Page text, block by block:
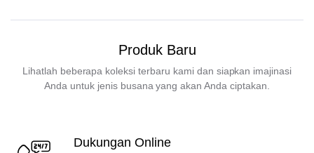
Produk Baru
Lihatlah beberapa koleksi terbaru kami dan siapkan imajinasi
Anda untuk jenis busana yang akan Anda ciptakan.
Dukungan Online